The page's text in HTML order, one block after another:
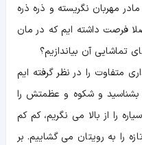
مهربان نگریسته و ذره ذره
فرصت داشته ایم که در مان
تماشایی آن بیاندازیم؟
متفاوت را در نظر گرفته ایم
بشناسید و شکوه و عظمتش را
را از بالا می نگریم، کم کم
را به رویتان می گشاییم. بر